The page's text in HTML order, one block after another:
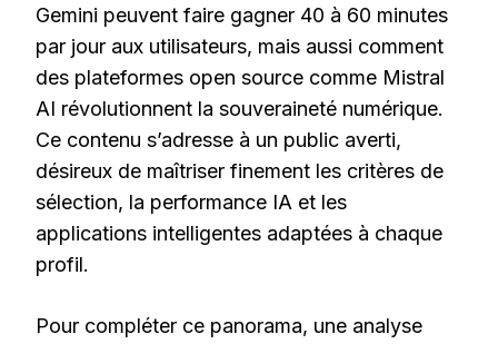
Gemini peuvent faire gagner 40 à 60 minutes
par jour aux utilisateurs, mais aussi comment
des plateformes open source comme Mistral
AI révolutionnent la souveraineté numérique.
Ce contenu s’adresse à un public averti,
désireux de maîtriser finement les critères de
sélection, la performance IA et les
applications intelligentes adaptées à chaque
profil.
Pour compléter ce panorama, une analyse